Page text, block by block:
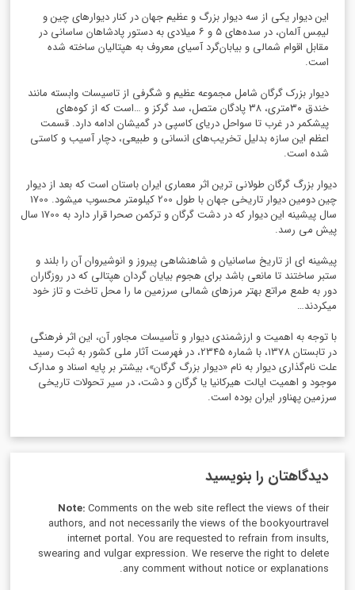
این دیوار یکی از سه دیوار بزرگ و عظیم جهان در کنار دیوارهای چین و
لیمِس آلمان، در سده‌های ۵ و ۶ میلادی به دستور پادشاهان ساسانی در
مقابل اقوام شمالی و بیابان‌گرد آسیای ‌معروف به هپتالیان ساخته شده
است.
دیوار بزرک گرگان شامل مجموعه عظیم و شگرفی از تاسیسات وابسته مانند
خندق ۳۰متری، ۳۸ پادگان متصل، سد گرکز و …است که از کوه‌های
پیشکمر در غرب تا سواحل دریای کاسپی در گمیشان ادامه دارد. قسمت
اعظم این سازه بدلیل تخریب‌های انسانی و طبیعی، دچار آسیب و کاستی
شده است.
دیوار بزرگ گرگان طولانی ترین اثر معماری ایران باستان است که بعد از دیوار
چین دومین دیوار تاریخی جهان با طول 200 کیلومتر محسوب میشود. 1700
سال پیشینه این دیوار که در دشت گرگان و ترکمن صحرا قرار دارد به 1700 سال
پیش می رسد.
پیشینه ای از تاریخ ساسانیان و شاهنشاهی پیروز و انوشیروان آن را بلند و
ستبر ساختند تا مانعی باشد برای هجوم بیایان گردان هپتالی که در روزگاران
دور به طمع مراتع بهتر مرزهای شمالی سرزمین ما را محل تاخت و تاز خود
میکردند…
با توجه به اهمیت و ارزشمندی دیوار و تأسیسات مجاور آن، این اثر فرهنگی
در تابستان 1378، با شماره 2345، در فهرست آثار ملی کشور به ثبت رسید
علت نام‌گذاری دیوار به نام «دیوار بزرگ گرگان»، بیشتر بر پایه اسناد و مدارک
موجود و اهمیت ایالت هیرکانیا یا گرگان و دشت، در سیر تحولات تاریخی
سرزمین پهناور ایران بوده است.
دیدگاهتان را بنویسید
Note:Comments on the web site reflect the views of their
authors, and not necessarily the views of the bookyourtravel
internet portal. You are requested to refrain from insults,
swearing and vulgar expression. We reserve the right to delete
any comment without notice or explanations.